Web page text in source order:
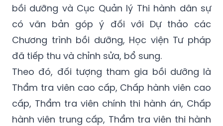
bồi dưỡng và Cục Quản lý Thi hành dân sự
có văn bản góp ý đối với Dự thảo các
Chương trình bồi dưỡng, Học viện Tư pháp
đã tiếp thu và chỉnh sửa, bổ sung.
Theo đó, đối tượng tham gia bồi dưỡng là
Thẩm tra viên cao cấp, Chấp hành viên cao
cấp, Thẩm tra viên chính thi hành án, Chấp
hành viên trung cấp, Thẩm tra viên thi hành